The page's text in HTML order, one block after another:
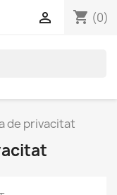
shopping_cart (0)

de privacitat